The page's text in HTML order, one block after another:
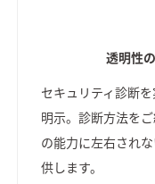
透明性
セキュリティ診断
明示。診断方法を
の能力に左右され
供します。